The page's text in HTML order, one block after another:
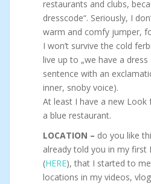
restaurants and clubs,
dresscode“. Seriously, I
warm and comfy jumper,
I won’t survive the cold
live up to „we have a dress
sentence with an
inner, snoby voice).
At least I have a new
a blue restaurant.
LOCATION – do you like
already told you in my first
(HERE), that I started to
locations in my videos,